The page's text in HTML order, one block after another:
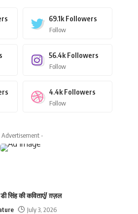
69.1k Followers
Follow
56.4k Followers
Follow
4.4k Followers
Follow
Advertisement -
सिंह की कविताएं/ ग़ज़ल
July 3, 2026